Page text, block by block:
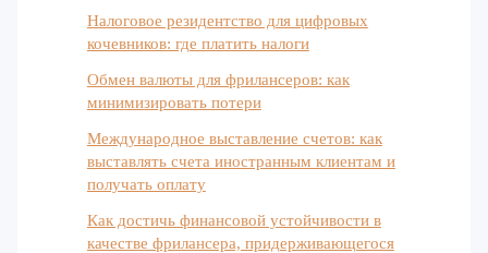
Налоговое резидентство для цифровых
кочевников: где платить налоги
Обмен валюты для фрилансеров: как
минимизировать потери
Международное выставление счетов: как
выставлять счета иностранным клиентам и
получать оплату
Как достичь финансовой устойчивости в
качестве фрилансера, придерживающегося